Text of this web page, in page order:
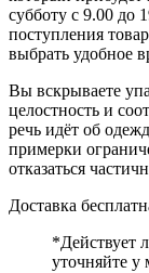
субботу с 9.00 до
поступления
выбрать удобное
Вы вскрываете
целостность и
речь идёт об
примерки
отказаться
Доставка
*Действует
уточняйте у